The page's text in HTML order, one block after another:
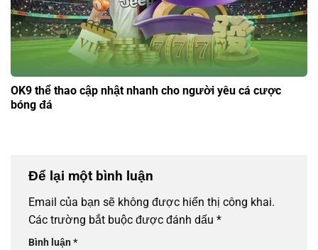
OK9 thể thao cập nhật nhanh cho người yêu cá cược
bóng đá
Để lại một bình luận
Email của bạn sẽ không được hiển thị công khai.
Các trường bắt buộc được đánh dấu *
Bình luận*